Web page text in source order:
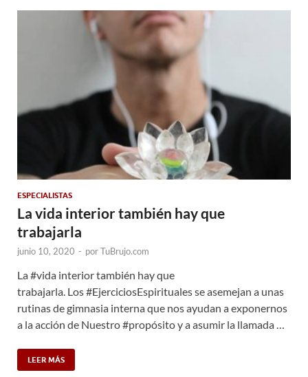
ESPECIALISTAS
La vida interior también hay que
trabajarla
junio 10, 2020 - porTuBrujo.com
La #vida interior también hay que
trabajarla. Los #EjerciciosEspirituales se asemejan a unas
rutinas de gimnasia interna que nos ayudan a exponernos
a la acción de Nuestro #propósito y a asumir la llamada …
LEER MÁS